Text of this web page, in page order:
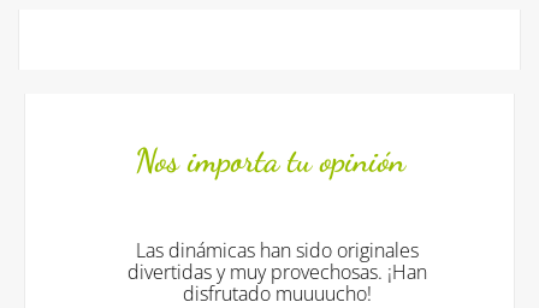
Nos importa tu opinión
Las dinámicas han sido originales
divertidas y muy provechosas. ¡Han
disfrutado muuuucho!